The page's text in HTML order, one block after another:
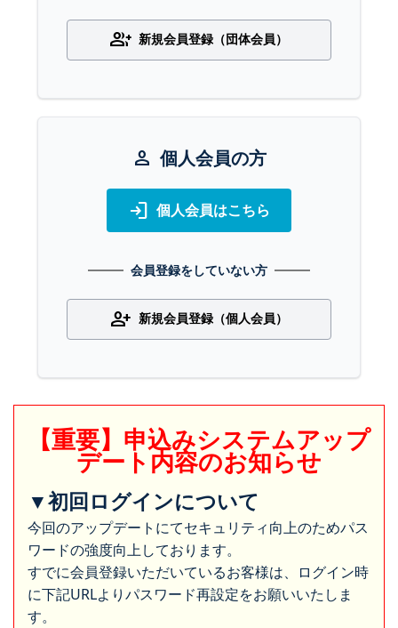
group_add 新規会員登録（団体会員）
person 個人会員の方
login 個人会員はこちら
会員登録をしていない方
person_add 新規会員登録（個人会員）
【重要】申込みシステムアップ
デート内容のお知らせ
▼初回ログインについて
今回のアップデートにてセキュリティ向上のためパス
ワードの強度向上しております。
すでに会員登録いただいているお客様は、ログイン時
に下記URLよりパスワード再設定をお願いいたしま
す。